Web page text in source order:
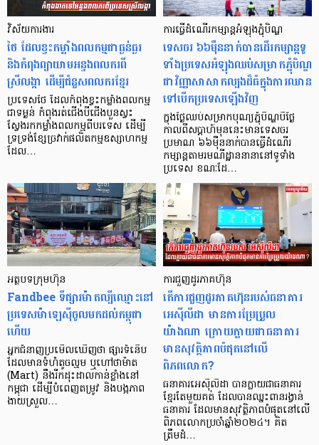
វិស័យការងារ
ថៃ ដែលខ្វះកម្លាំងពលកម្មជាធ្ងន់ធ្ងរ
និងកំពុងព្យាយាមអន្ទងពលករពី
ស្រីលង្កា ដើម្បីជំនួសពលករខ្មែរ
ប្រទេសថៃ ដែលកំពុងខ្វះកម្លាំងពលកម្ម
ជាទម្ងន់ កំពុងរត់ជើងបីជើងបួនស្វះ
ស្វែងរកកម្លាំងពលកម្មពីបរទេស ដើម្បី
ទ្រទ្រង់ខ្សែច្រវាក់ផលិតកម្មឧស្សាហកម្ម
ដែល…
ការធ្វើដំណើរកម្សាន្ដអំឡុងភ្ជុំបិណ្ឌ
ទេសចរ ៦៦ម៉ឺននាក់បានដើរកម្សាន្តទូ
ទាំងប្រទេសអំឡុងឈប់សម្រាកភ្ជុំបិណ្ឌ
ជាវិញ្ញាសាសាកល្បងដ៏ធំក្នុងការឈាន
ទៅបើកប្រទេសឡើងវិញ
ក្នុងថ្ងៃឈប់សម្រាកបុណ្យភ្ជុំបិណ្ឌបីថ្ងៃ
កាលពីសប្ដាហ៍មុននេះមានទេសចរ
ប្រមាណ ៦៦ម៉ឺននាក់បានធ្វើដំណើរ
កម្សាន្ដតាមរមណីដ្ឋាននានានៅទូទាំង
ប្រទេស ខណៈដែ…
អត្ថបទក្រុមហ៊ុន
Fandbee ទីផ្សារម៉ាតល្បីឈ្មោះនៅ
ប្រទេសម៉ាឡេស៊ីចូលមកដល់កម្ពុជា
ហើយ
អ្នកជំនាញប្រមើលឃើញថា ផ្សារទំនើប
ដែលមានទំហំតូចល្មម ឬហៅថាម៉ាត
(Mart) នឹងរីកដុះដាលកាន់ខ្លាំងនៅ
កម្ពុជា ដើម្បីបំពេញតម្រូវ និងបង្កភាព
ងាយស្រួល…
ការជួញដូរភាគហ៊ុន
តើការជួញដូរភាគហ៊ុនរបស់ធនាគារ
អេស៊ីលីដា មានការប្រែប្រួល
យ៉ាងណា ក្រោយក្លាយជាធនាគារ
មានសុវត្ថិភាពបំផុតនៅលើ
ពិភពលោក?
ធនាគារអេស៊ីលីដា បានក្លាយជាធនាគារ
ខ្មែរតែមួយគត់ ដែលបានឈ្នះពានរង្វាន់
ធនាគារ ដែលមានសុវត្ថិភាពបំផុតនៅលើ
ពិភពលោកប្រចាំឆ្នាំ២០២៤។ គិត
ត្រឹមដំ…